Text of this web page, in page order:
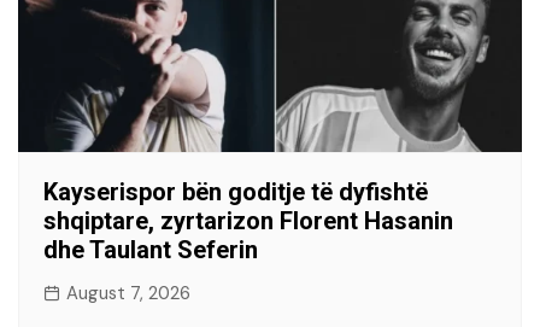
Kayserispor bën goditje të dyfishtë
shqiptare, zyrtarizon Florent Hasanin
dhe Taulant Seferin
August 7, 2026